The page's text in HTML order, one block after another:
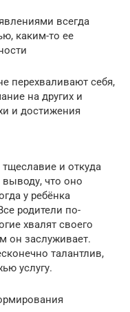
всегда
каким-то ее
перехваливают себя,
на других и
и достижения
и откуда
что оно
у ребёнка
родители по-
хвалят своего
он заслуживает.
талантлив,
услугу.